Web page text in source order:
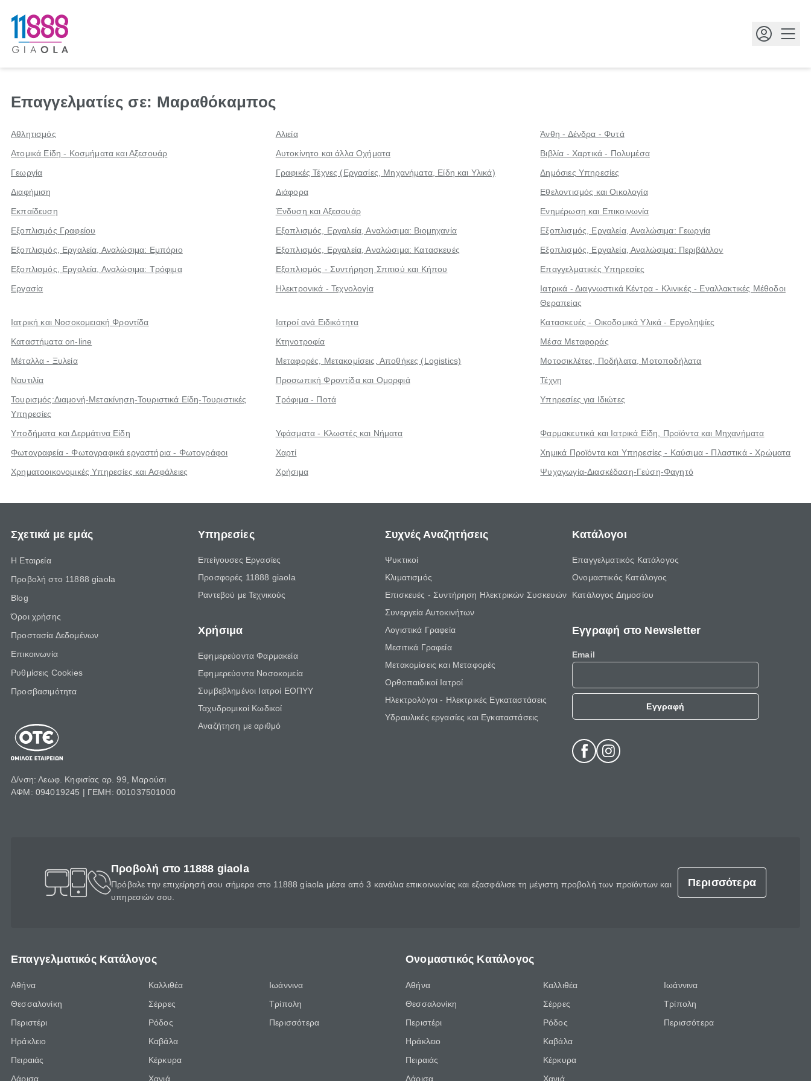
Επαγγελματίες σε: Μαραθόκαμπος
Αθλητισμός Αλιεία
Άνθη - Δένδρα - Φυτά
Ατομικά Είδη - Κοσμήματα και Αξεσουάρ
Αυτοκίνητο και άλλα Οχήματα
Βιβλία - Χαρτικά - Πολυμέσα
Γεωργία
Γραφικές Τέχνες (Εργασίες, Μηχανήματα, Είδη και Υλικά)
Δημόσιες Υπηρεσίες
Διαφήμιση
Διάφορα
Εθελοντισμός και Οικολογία
Εκπαίδευση
Ένδυση και Αξεσουάρ
Ενημέρωση και Επικοινωνία
Εξοπλισμός Γραφείου
Εξοπλισμός, Εργαλεία, Αναλώσιμα: Βιομηχανία
Εξοπλισμός, Εργαλεία, Αναλώσιμα: Γεωργία
Εξοπλισμός, Εργαλεία, Αναλώσιμα: Εμπόριο
Εξοπλισμός, Εργαλεία, Αναλώσιμα: Κατασκευές
Εξοπλισμός, Εργαλεία, Αναλώσιμα: Περιβάλλον
Εξοπλισμός, Εργαλεία, Αναλώσιμα: Τρόφιμα
Εξοπλισμός - Συντήρηση Σπιτιού και Κήπου
Επαγγελματικές Υπηρεσίες
Εργασία
Ηλεκτρονικά - Τεχνολογία
Ιατρικά - Διαγνωστικά Κέντρα - Κλινικές - Εναλλακτικές Μέθοδοι
Θεραπείας
Ιατρική και Νοσοκομειακή Φροντίδα
Ιατροί ανά Ειδικότητα
Κατασκευές - Οικοδομικά Υλικά - Εργοληψίες
Καταστήματα on-line
Κτηνοτροφία
Μέσα Μεταφοράς
Μέταλλα - Ξυλεία
Μεταφορές, Μετακομίσεις, Αποθήκες (Logistics)
Μοτοσικλέτες, Ποδήλατα, Μοτοποδήλατα
Ναυτιλία
Προσωπική Φροντίδα και Ομορφιά
Τέχνη
Τουρισμός:Διαμονή-Μετακίνηση-Τουριστικά Είδη-Τουριστικές
Υπηρεσίες
Τρόφιμα - Ποτά Υπηρεσίες για Ιδιώτες
Υποδήματα και Δερμάτινα Είδη Υφάσματα - Κλωστές και Νήματα
Φαρμακευτικά και Ιατρικά Είδη, Προϊόντα και Μηχανήματα
Φωτογραφεία - Φωτογραφικά εργαστήρια - Φωτογράφοι
Χαρτί
Χημικά Προϊόντα και Υπηρεσίες - Καύσιμα - Πλαστικά - Χρώματα
Χρηματοοικονομικές Υπηρεσίες και Ασφάλειες
Χρήσιμα Ψυχαγωγία-Διασκέδαση-Γεύση-Φαγητό
Σχετικά με εμάς
Η Εταιρεία
Προβολή στο 11888 giaola
Blog
Όροι χρήσης
Προστασία Δεδομένων
Επικοινωνία
Ρυθμίσεις Cookies
Προσβασιμότητα
Δ/νση: Λεωφ. Κηφισίας αρ. 99, Μαρούσι
ΑΦΜ: 094019245 | ΓΕΜΗ: 001037501000
Υπηρεσίες
Επείγουσες Εργασίες
Προσφορές 11888 giaola
Ραντεβού με Τεχνικούς
Χρήσιμα
Εφημερεύοντα Φαρμακεία
Εφημερεύοντα Νοσοκομεία
Συμβεβλημένοι Ιατροί ΕΟΠΥΥ
Ταχυδρομικοί Κωδικοί
Αναζήτηση με αριθμό
Συχνές Αναζητήσεις
Ψυκτικοί
Κλιματισμός
Επισκευές - Συντήρηση Ηλεκτρικών Συσκευών
Συνεργεία Αυτοκινήτων
Λογιστικά Γραφεία
Μεσιτικά Γραφεία
Μετακομίσεις και Μεταφορές
Ορθοπαιδικοί Ιατροί
Ηλεκτρολόγοι - Ηλεκτρικές Εγκαταστάσεις
Υδραυλικές εργασίες και Εγκαταστάσεις
Κατάλογοι
Επαγγελματικός Κατάλογος
Ονομαστικός Κατάλογος
Κατάλογος Δημοσίου
Εγγραφή στο Newsletter
Email
Εγγραφή
Προβολή στο 11888 giaola
Πρόβαλε την επιχείρησή σου σήμερα στο 11888 giaola μέσα από 3 κανάλια επικοινωνίας και εξασφάλισε τη μέγιστη προβολή των προϊόντων και
υπηρεσιών σου.
Περισσότερα
Επαγγελματικός Κατάλογος
Αθήνα
Θεσσαλονίκη
Περιστέρι
Ηράκλειο
Πειραιάς
Λάρισα
Καλλιθέα
Σέρρες
Ρόδος
Καβάλα
Κέρκυρα
Χανιά
Ιωάννινα
Τρίπολη
Περισσότερα
Ονομαστικός Κατάλογος
Αθήνα
Θεσσαλονίκη
Περιστέρι
Ηράκλειο
Πειραιάς
Λάρισα
Καλλιθέα
Σέρρες
Ρόδος
Καβάλα
Κέρκυρα
Χανιά
Ιωάννινα
Τρίπολη
Περισσότερα